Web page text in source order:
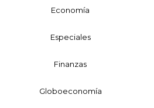
Economía
Especiales
Finanzas
Globoeconomía